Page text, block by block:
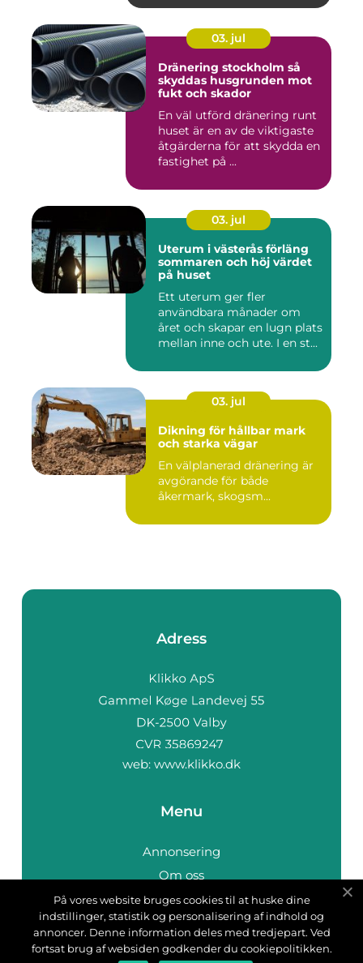
03. jul
Dränering stockholm så
skyddas husgrunden mot
fukt och skador
En väl utförd dränering runt
huset är en av de viktigaste
åtgärderna för att skydda en
fastighet på ...
03. jul
Uterum i västerås förläng
sommaren och höj värdet
på huset
Ett uterum ger fler
användbara månader om
året och skapar en lugn plats
mellan inne och ute. I en st...
03. jul
Dikning för hållbar mark
och starka vägar
En välplanerad dränering är
avgörande för både
åkermark, skogsm...
Adress
web: www.klikko.dk
Menu
Annonsering
Om oss
Cookies
Kontakta oss
Sitemap
På vores website bruges cookies til at huske dine
indstillinger, statistik og personalisering af indhold og
annoncer. Denne information deles med tredjepart. Ved
fortsat brug af websiden godkender du cookiepolitikken.